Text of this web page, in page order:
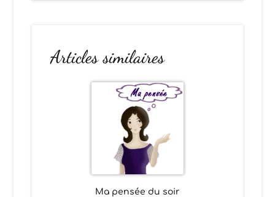
Articles similaires
Ma pensée du soir